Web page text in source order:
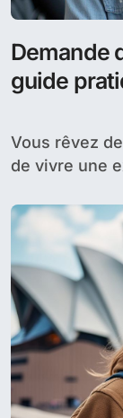
Demande
guide
Vous rêvez de partir à l’aventure en Australie et
de vivre une